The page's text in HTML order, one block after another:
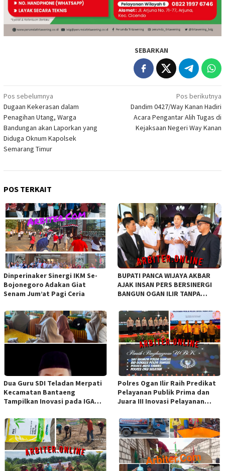
SEBARKAN
Navigasi
pos
Pos sebelumnya
Dugaan Kekerasan dalam
Penagihan Utang, Warga
Bandungan akan Laporkan yang
Diduga Oknum Kapolsek
Semarang Timur
Pos berikutnya
Dandim 0427/Way Kanan Hadiri
Acara Pengantar Alih Tugas di
Kejaksaan Negeri Way Kanan
POS TERKAIT
Dinperinaker Sinergi IKM Se-
Bojonegoro Adakan Giat
Senam Jum’at Pagi Ceria
BUPATI PANCA WIJAYA AKBAR
AJAK INSAN PERS BERSINERGI
BANGUN OGAN ILIR TANPA
Dua Guru SDI Teladan Merpati
Kecamatan Bantaeng
Tampilkan Inovasi pada IGA
Sulawesi
Polres Ogan Ilir Raih Predikat
Pelayanan Publik Prima dan
Juara III Inovasi Pelayanan